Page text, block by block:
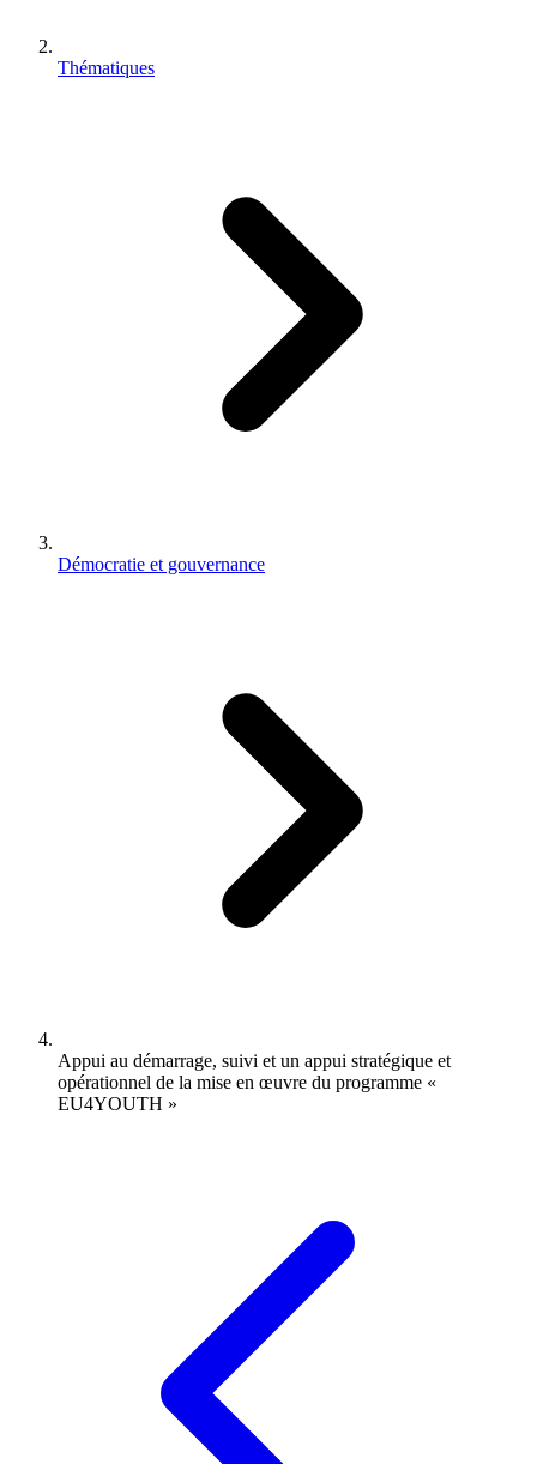
Thématiques
Démocratie et gouvernance
Appui au démarrage, suivi et un appui stratégique et
opérationnel de la mise en œuvre du programme «
EU4YOUTH »